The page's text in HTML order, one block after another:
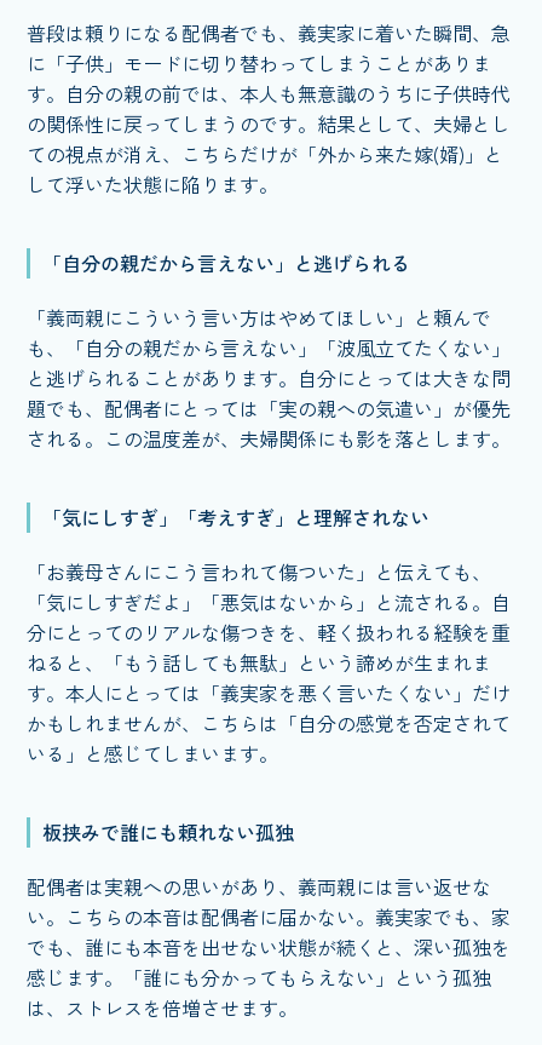
普段は頼りになる配偶者でも、義実家に着いた瞬間、急
に「子供」モードに切り替わってしまうことがありま
す。自分の親の前では、本人も無意識のうちに子供時代
の関係性に戻ってしまうのです。結果として、夫婦とし
ての視点が消え、こちらだけが「外から来た嫁(婿)」と
して浮いた状態に陥ります。
「自分の親だから言えない」と逃げられる
「義両親にこういう言い方はやめてほしい」と頼んで
も、「自分の親だから言えない」「波風立てたくない」
と逃げられることがあります。自分にとっては大きな問
題でも、配偶者にとっては「実の親への気遣い」が優先
される。この温度差が、夫婦関係にも影を落とします。
「気にしすぎ」「考えすぎ」と理解されない
「お義母さんにこう言われて傷ついた」と伝えても、
「気にしすぎだよ」「悪気はないから」と流される。自
分にとってのリアルな傷つきを、軽く扱われる経験を重
ねると、「もう話しても無駄」という諦めが生まれま
す。本人にとっては「義実家を悪く言いたくない」だけ
かもしれませんが、こちらは「自分の感覚を否定されて
いる」と感じてしまいます。
板挟みで誰にも頼れない孤独
配偶者は実親への思いがあり、義両親には言い返せな
い。こちらの本音は配偶者に届かない。義実家でも、家
でも、誰にも本音を出せない状態が続くと、深い孤独を
感じます。「誰にも分かってもらえない」という孤独
は、ストレスを倍増させます。